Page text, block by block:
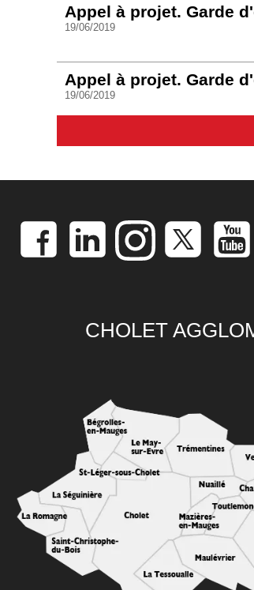
Appel à projet. Garde
19/06/2019
Appel à projet. Garde
19/06/2019
CHOLET